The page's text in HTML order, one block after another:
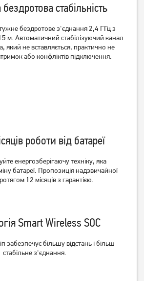
Миша Logitech M190
Wireless Blue
649
стабільність
бездротове з'єднання 2,4 ГГц з
м. Автоматичний стабілізуючий канал
який не вставляється, практично не
або конфліктів підключення.
роботи від батареї
енергозберігаючу техніку, яка
батареї. Пропозиція надзвичайної
12 місяців з гарантією.
Smart Wireless SOC
забезпечує більшу відстань і більш
стабільне з'єднання.